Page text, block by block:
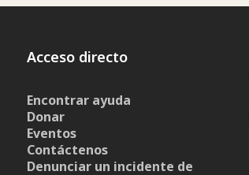
Acceso directo
Encontrar ayuda
Donar
Eventos
Contáctenos
Denunciar un incidente de